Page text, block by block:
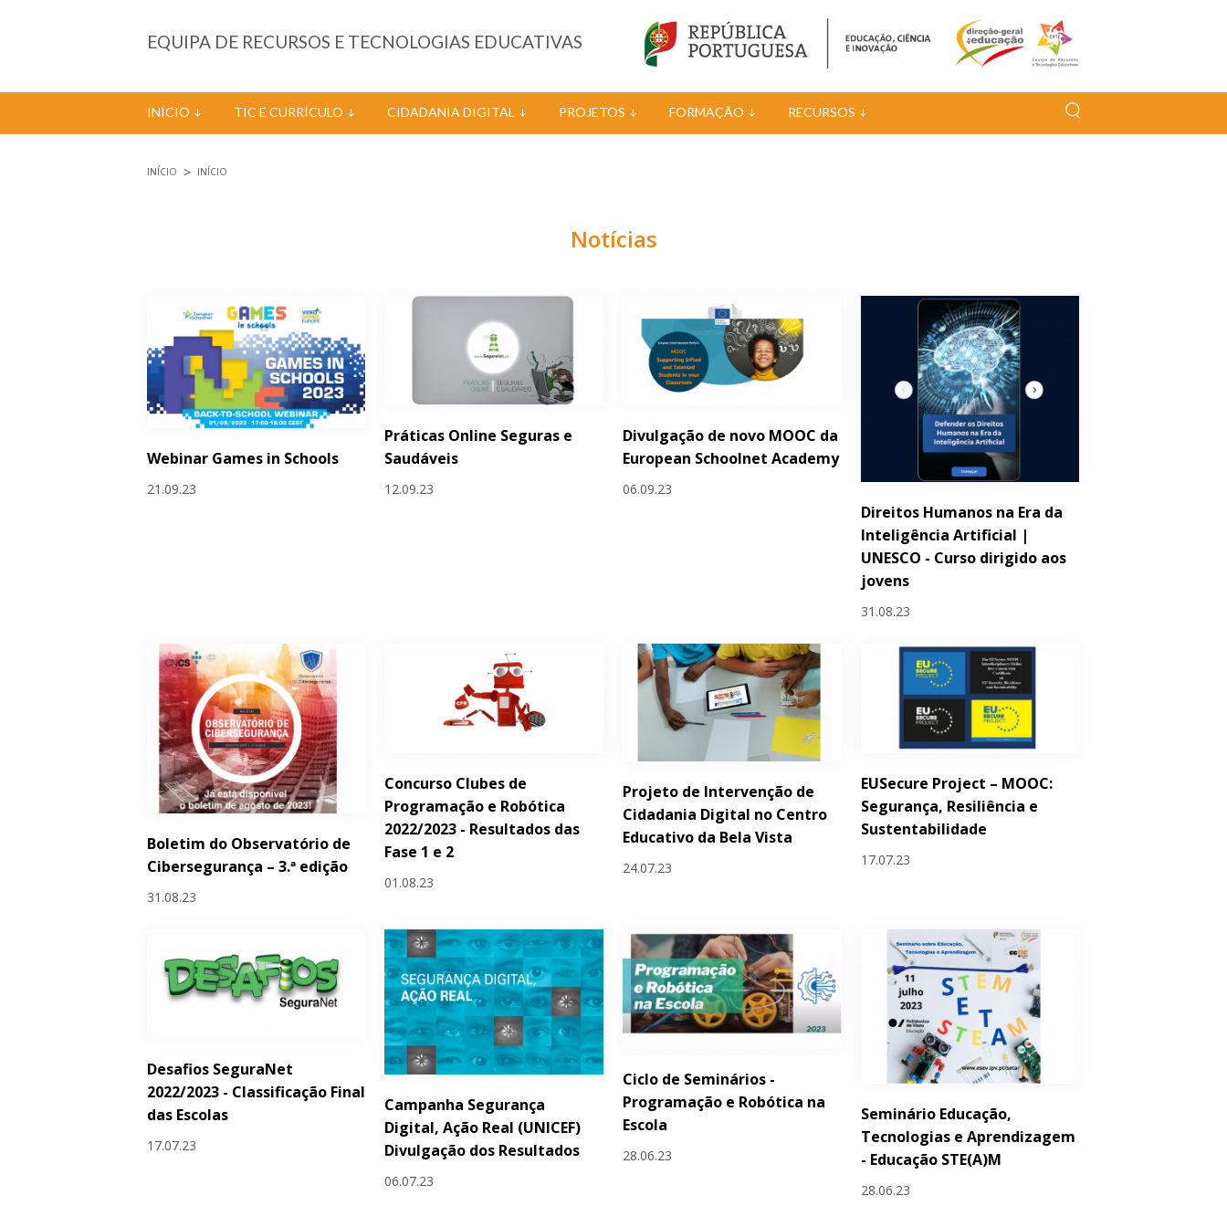
EQUIPA DE RECURSOS E TECNOLOGIAS EDUCATIVAS
INÍCIO TIC E CURRÍCULO CIDADANIA DIGITAL PROJETOS FORMAÇÃO RECURSOS
INÍCIO INÍCIO
Notícias
Webinar Games in Schools
21.09.23
Práticas Online Seguras e
Saudáveis
12.09.23
Divulgação de novo MOOC da
European Schoolnet Academy
06.09.23
Direitos Humanos na Era da
Inteligência Artificial |
UNESCO - Curso dirigido aos
jovens
31.08.23
Boletim do Observatório de
Cibersegurança – 3.ª edição
31.08.23
Concurso Clubes de
Programação e Robótica
2022/2023 - Resultados das
Fase 1 e 2
01.08.23
Projeto de Intervenção de
Cidadania Digital no Centro
Educativo da Bela Vista
24.07.23
EUSecure Project – MOOC:
Segurança, Resiliência e
Sustentabilidade
17.07.23
Desafios SeguraNet
2022/2023 - Classificação Final
das Escolas
17.07.23
Campanha Segurança
Digital, Ação Real (UNICEF)
Divulgação dos Resultados
06.07.23
Ciclo de Seminários -
Programação e Robótica na
Escola
28.06.23
Seminário Educação,
Tecnologias e Aprendizagem
- Educação STE(A)M
28.06.23
Páginas